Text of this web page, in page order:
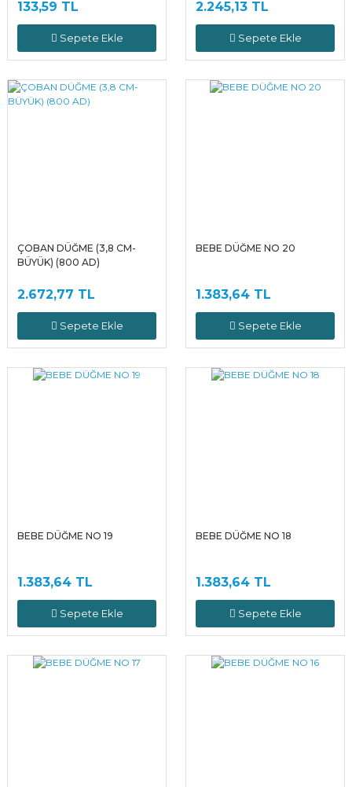
133,59 TL
Sepete Ekle
2.245,13 TL
Sepete Ekle
ÇOBAN DÜĞME (3,8 CM-
BÜYÜK) (800 AD)
2.672,77 TL
Sepete Ekle
BEBE DÜĞME NO 20
1.383,64 TL
Sepete Ekle
BEBE DÜĞME NO 19
1.383,64 TL
Sepete Ekle
BEBE DÜĞME NO 18
1.383,64 TL
Sepete Ekle